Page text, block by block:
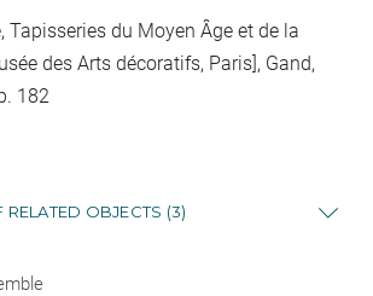
Tapisseries du Moyen Âge et de la
des Arts décoratifs, Paris], Gand,
182
RELATED OBJECTS (3)